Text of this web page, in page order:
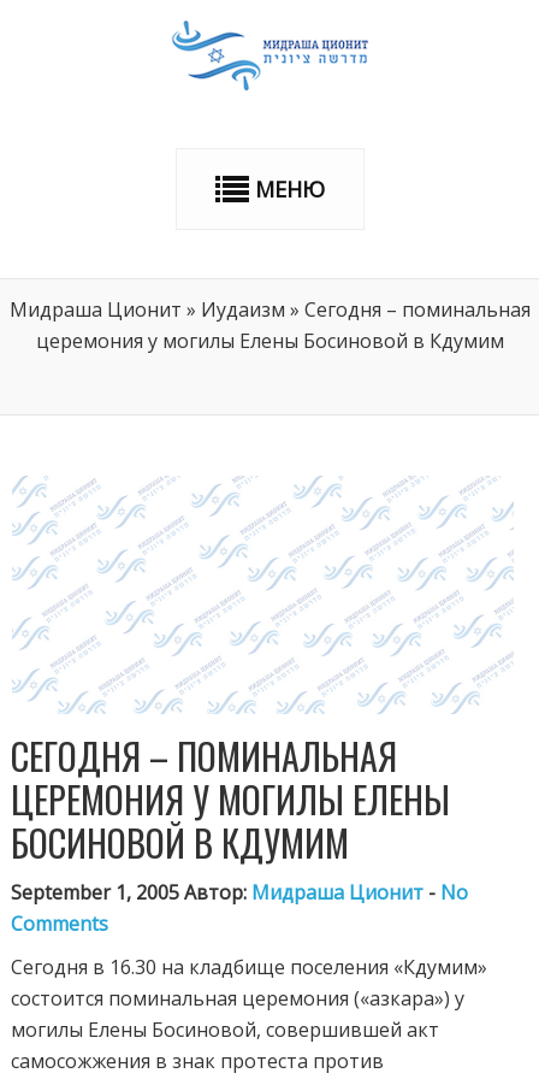
МЕНЮ
Мидраша Ционит » Иудаизм » Сегодня – поминальная
церемония у могилы Елены Босиновой в Кдумим
СЕГОДНЯ – ПОМИНАЛЬНАЯ
ЦЕРЕМОНИЯ У МОГИЛЫ ЕЛЕНЫ
БОСИНОВОЙ В КДУМИМ
September 1, 2005 Автор: Мидраша Ционит - No
Comments
Сегодня в 16.30 на кладбище поселения «Кдумим»
состоится поминальная церемония («азкара») у
могилы Елены Босиновой, совершившей акт
самосожжения в знак протеста против